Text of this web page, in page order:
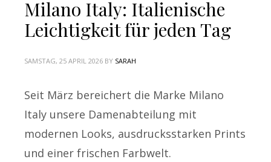
Milano Italy: Italienische
Leichtigkeit für jeden Tag
SAMSTAG, 25 APRIL 2026 BY SARAH
Seit März bereichert die Marke Milano
Italy unsere Damenabteilung mit
modernen Looks, ausdrucksstarken Prints
und einer frischen Farbwelt.